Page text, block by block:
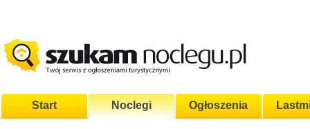
Start Noclegi Ogłoszenia